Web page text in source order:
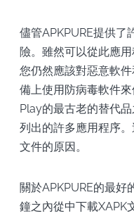
儘管APKPURE提供了
險。雖然可以從此應
您仍然應該對惡意軟
備上使用防病毒軟件
Play的最古老的替代
列出的許多應用程序
文件的原因。
關於APKPURE的最好
鐘之內從中下載XAPK